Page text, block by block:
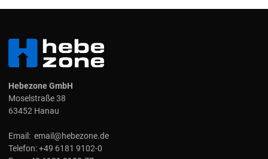
Hebezone GmbH
Moselstraße 38
63452 Hanau
Email: email@hebezone.de
Telefon:+49 6181 9102-0